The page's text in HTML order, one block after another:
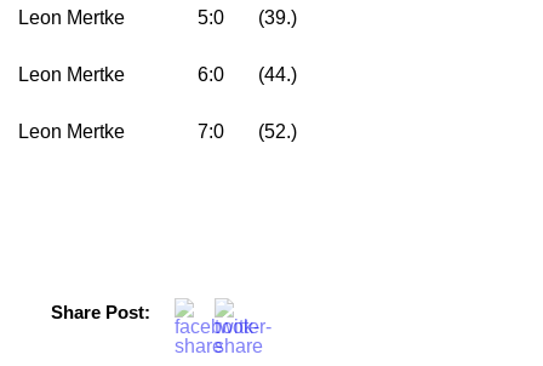
Leon Mertke 5:0 (39.)
Leon Mertke 6:0 (44.)
Leon Mertke 7:0 (52.)
Share Post: